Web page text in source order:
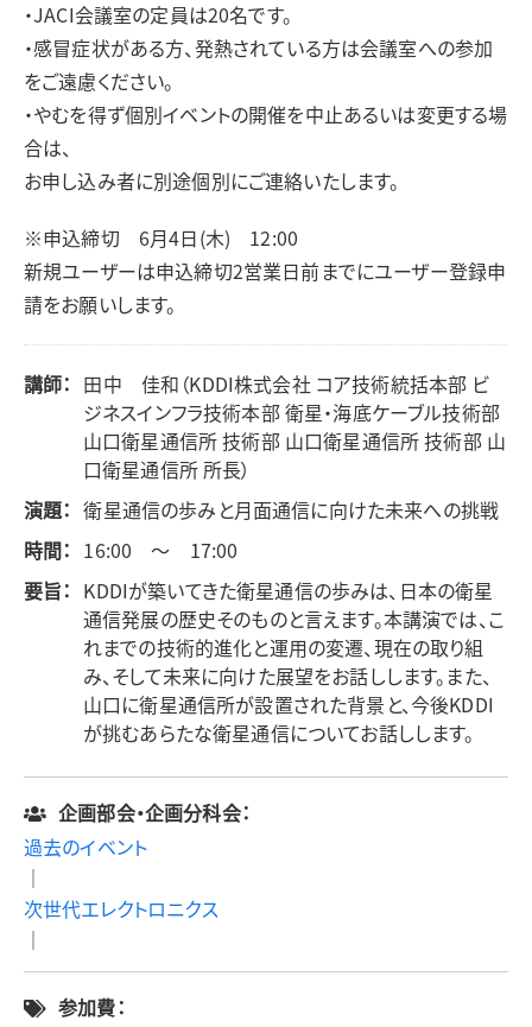
・JACI会議室の定員は20名です。
・感冒症状がある方、発熱されている方は会議室への参加
をご遠慮ください。
・やむを得ず個別イベントの開催を中止あるいは変更する場
合は、
お申し込み者に別途個別にご連絡いたします。
※申込締切 6月4日(木) 12:00
新規ユーザーは申込締切2営業日前までにユーザー登録申
請をお願いします。
講師： 田中 佳和（KDDI株式会社 コア技術統括本部 ビ
ジネスインフラ技術本部 衛星・海底ケーブル技術部
山口衛星通信所 技術部 山口衛星通信所 技術部 山
口衛星通信所 所長）
演題： 衛星通信の歩みと月面通信に向けた未来への挑戦
時間： 16:00 ～ 17:00
要旨： KDDIが築いてきた衛星通信の歩みは、日本の衛星
通信発展の歴史そのものと言えます。本講演では、こ
れまでの技術的進化と運用の変遷、現在の取り組
み、そして未来に向けた展望をお話しします。また、
山口に衛星通信所が設置された背景と、今後KDDI
が挑むあらたな衛星通信についてお話しします。
企画部会・企画分科会：
過去のイベント
｜
次世代エレクトロニクス
｜
参加費：